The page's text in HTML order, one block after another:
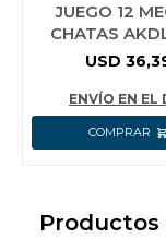
JUEGO 12
CHATAS
PARA MADERA
USD
ENVÍO EN EL